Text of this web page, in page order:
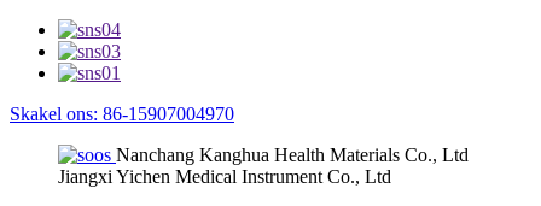
Skakel ons: 86-15907004970
Nanchang Kanghua Health Materials Co., Ltd
Jiangxi Yichen Medical Instrument Co., Ltd